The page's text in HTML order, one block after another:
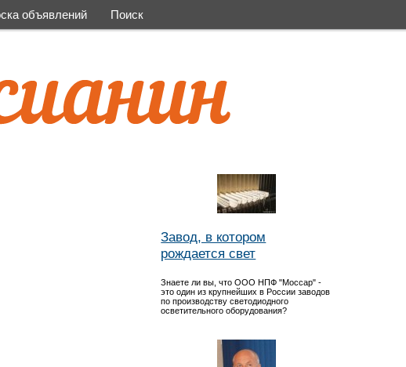
объявлений Поиск
Завод, в котором
рождается свет
Знаете ли вы, что ООО НПФ "Моссар" -
это один из крупнейших в России заводов
по производству светодиодного
осветительного оборудования?